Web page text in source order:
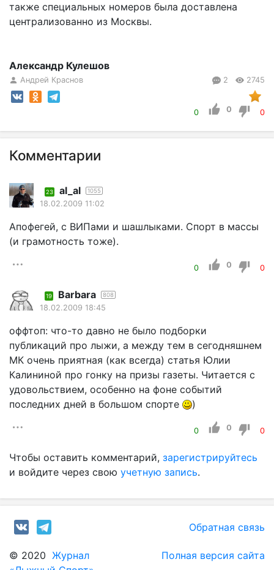
также специальных номеров была доставлена
централизованно из Москвы.
Александр Кулешов
Андрей Краснов 2 2745
0 0 0
Комментарии
23 al_al 1055
18.02.2009 11:02
Апофегей, с ВИПами и шашлыками. Спорт в массы
(и грамотность тоже).
0 0 0
19 Barbara 808
18.02.2009 18:45
оффтоп: что-то давно не было подборки
публикаций про лыжи, а между тем в сегодняшнем
МК очень приятная (как всегда) статья Юлии
Калининой про гонку на призы газеты. Читается с
удовольствием, особенно на фоне событий
последних дней в большом спорте
)
0 0 0
Чтобы оставить комментарий, зарегистрируйтесь
и войдите через свою учетную запись.
Обратная связь
© 2020 Журнал
Полная версия сайта